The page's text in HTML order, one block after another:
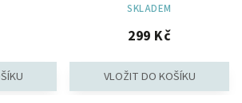
SKLADEM
299 Kč